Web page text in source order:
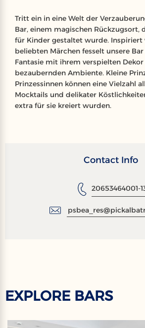
Tritt ein in eine Welt der
Bar, einem magischen Rückzugsort,
für Kinder gestaltet wurde. Inspiriert
beliebten Märchen fesselt unsere
Fantasie mit ihrem verspielten
bezaubernden Ambiente. Kleine
Prinzessinnen können eine Vielzahl
Mocktails und delikater
extra für sie kreiert wurden.
Contact Info
20653464001-
EXPLORE BARS